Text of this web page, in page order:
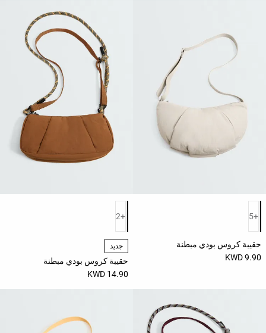
المشاهدة
حسب
الجودة
Community
افتتاحية
مساعدة
قائمة ألوان المنتج
+5
حقيبة كروس بودي مبطنة
9.90 KWD
قائمة ألوان المنتج
+2
جديد
حقيبة كروس بودي مبطنة
14.90 KWD